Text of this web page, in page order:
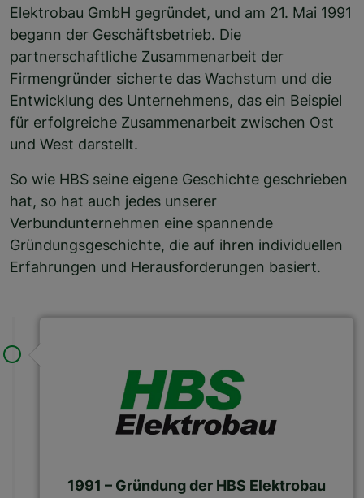
Elektrobau GmbH gegründet, und am 21. Mai 1991
begann der Geschäftsbetrieb. Die
partnerschaftliche Zusammenarbeit der
Firmengründer sicherte das Wachstum und die
Entwicklung des Unternehmens, das ein Beispiel
für erfolgreiche Zusammenarbeit zwischen Ost
und West darstellt.
So wie HBS seine eigene Geschichte geschrieben
hat, so hat auch jedes unserer
Verbundunternehmen eine spannende
Gründungsgeschichte, die auf ihren individuellen
Erfahrungen und Herausforderungen basiert.
1991 – Gründung der HBS Elektrobau